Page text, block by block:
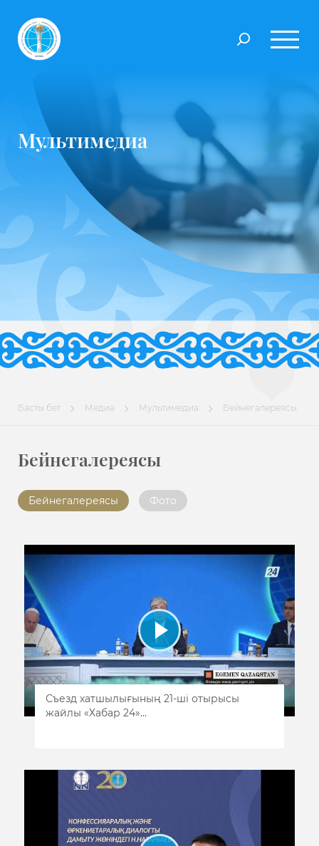
Мультимедиа
Басты бет Медиа Мультимедиа Бейнегалереясы
Бейнегалереясы
Бейнегалереясы Фото
Съезд хатшылығының 21-ші отырысы
жайлы «Хабар 24»...